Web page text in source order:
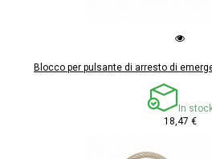
Blocco per pulsante di arresto di
In
18,47 €